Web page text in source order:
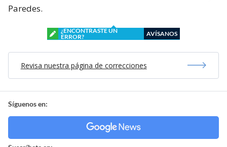
Paredes.
¿ENCONTRASTE UN
ERROR?
AVÍSANOS
Revisa nuestra página de correcciones
Síguenos en: